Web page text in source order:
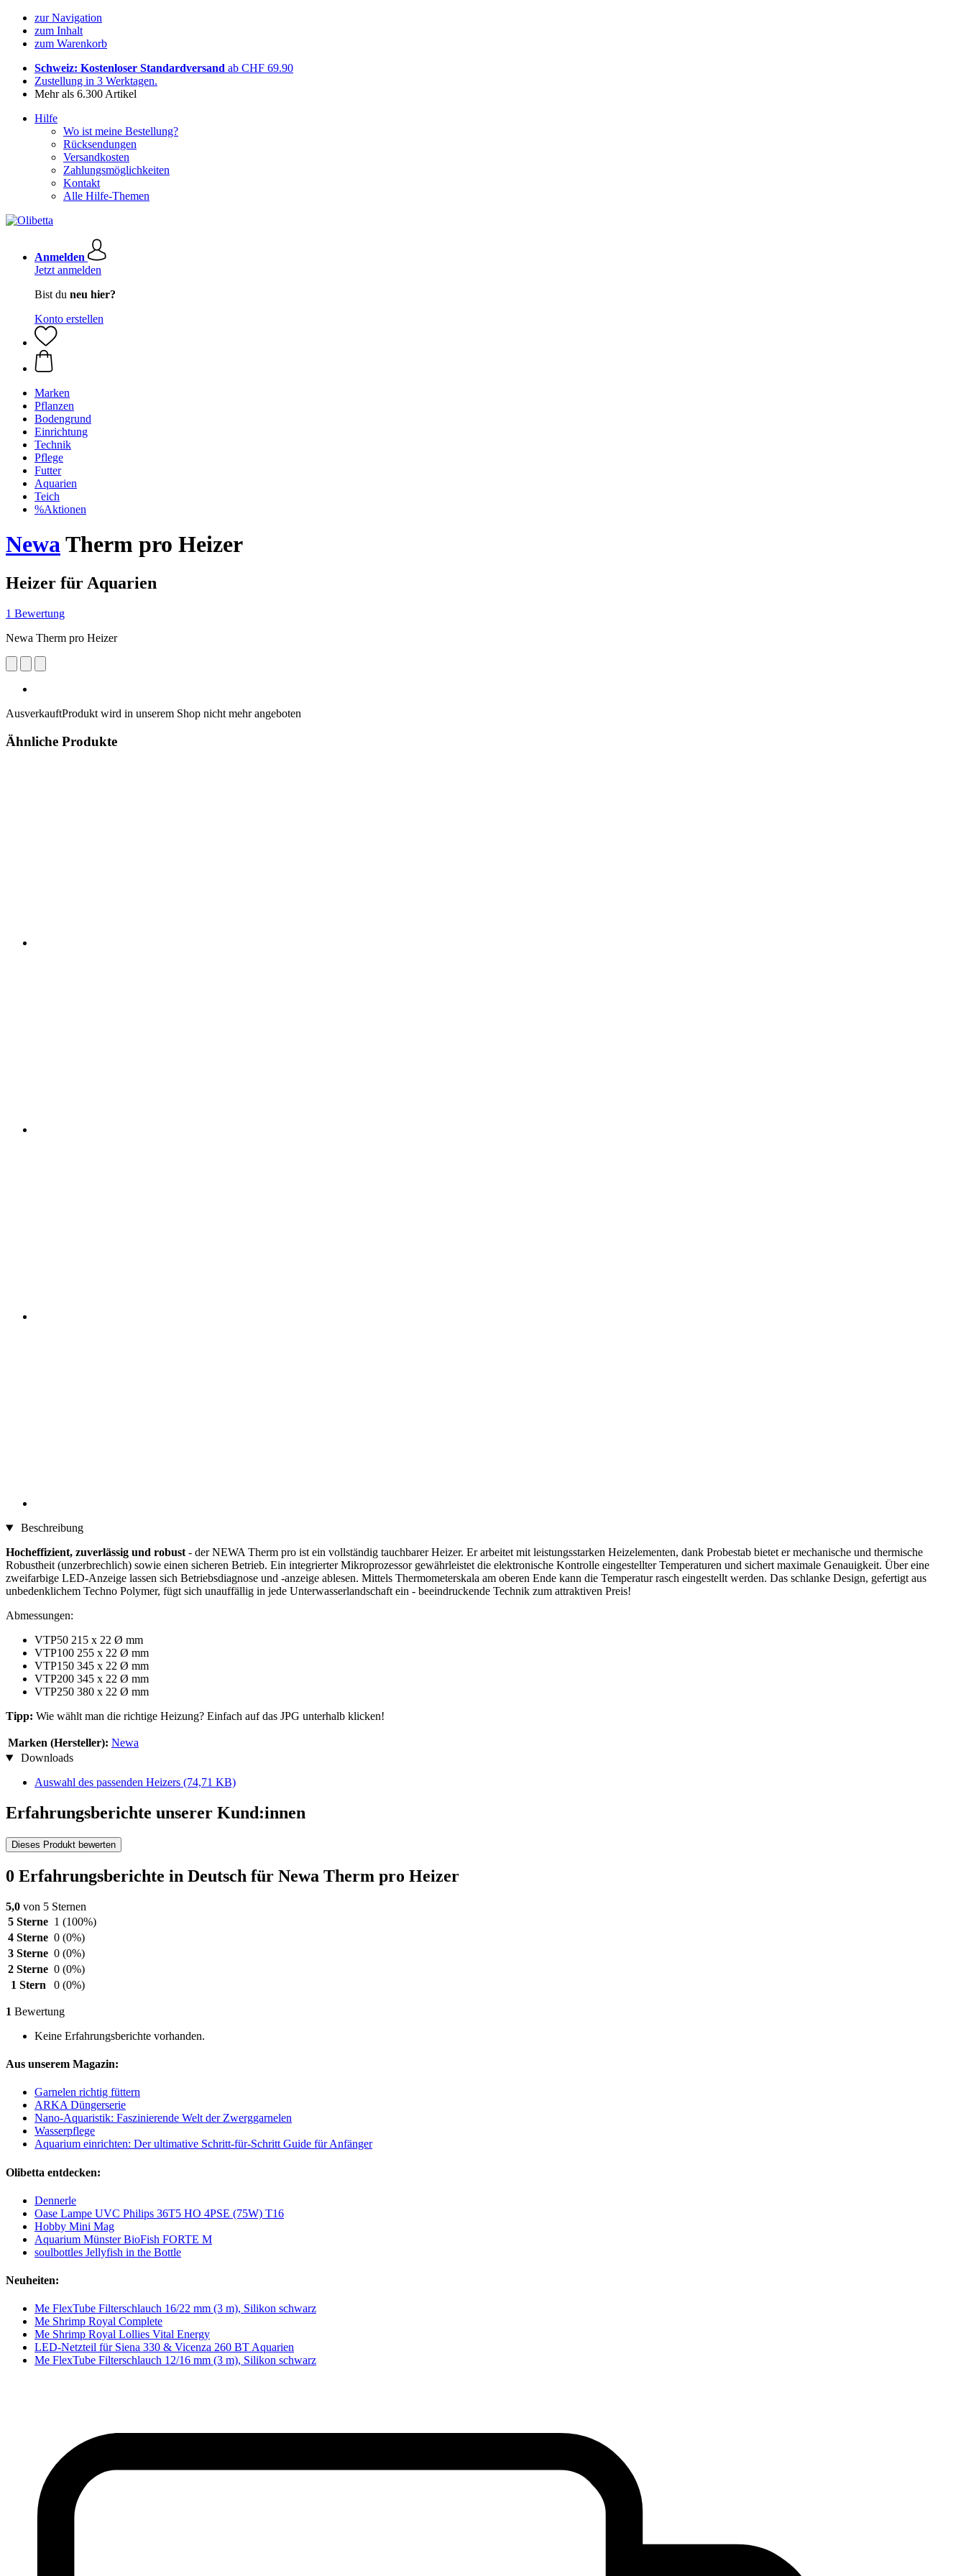
zur Navigation
zum Inhalt
zum Warenkorb
Schweiz: Kostenloser Standardversand ab CHF 69.90
Zustellung in 3 Werktagen.
Mehr als 6.300 Artikel
Hilfe
Wo ist meine Bestellung?
Rücksendungen
Versandkosten
Zahlungsmöglichkeiten
Kontakt
Alle Hilfe-Themen
Anmelden
Jetzt anmelden
Bist du neu hier?
Konto erstellen
Marken
Pflanzen
Bodengrund
Einrichtung
Technik
Pflege
Futter
Aquarien
Teich
%Aktionen
NewaTherm pro Heizer
Heizer für Aquarien
1 Bewertung
Newa Therm pro Heizer
AusverkauftProdukt wird in unserem Shop nicht mehr angeboten
Ähnliche Produkte
Beschreibung
Hocheffizient, zuverlässig und robust - der NEWA Therm pro ist ein vollständig tauchbarer Heizer. Er arbeitet mit leistungsstarken Heizelementen, dank Probestab bietet er mechanische und thermische
Robustheit (unzerbrechlich) sowie einen sicheren Betrieb. Ein integrierter Mikroprozessor gewährleistet die elektronische Kontrolle eingestellter Temperaturen und sichert maximale Genauigkeit. Über eine
zweifarbige LED-Anzeige lassen sich Betriebsdiagnose und -anzeige ablesen. Mittels Thermometerskala am oberen Ende kann die Temperatur rasch eingestellt werden. Das schlanke Design, gefertigt aus
unbedenklichem Techno Polymer, fügt sich unauffällig in jede Unterwasserlandschaft ein - beeindruckende Technik zum attraktiven Preis!
Abmessungen:
VTP50 215 x 22 Ø mm
VTP100 255 x 22 Ø mm
VTP150 345 x 22 Ø mm
VTP200 345 x 22 Ø mm
VTP250 380 x 22 Ø mm
Tipp: Wie wählt man die richtige Heizung? Einfach auf das JPG unterhalb klicken!
Marken (Hersteller): Newa
Downloads
Auswahl des passenden Heizers (74,71 KB)
Erfahrungsberichte unserer Kund:innen
Dieses Produkt bewerten
0 Erfahrungsberichte in Deutsch für Newa Therm pro Heizer
5,0 von 5 Sternen
5 Sterne 1 (100%)
4 Sterne 0 (0%)
3 Sterne 0 (0%)
2 Sterne 0 (0%)
1 Stern
0 (0%)
1 Bewertung
Keine Erfahrungsberichte vorhanden.
Aus unserem Magazin:
Garnelen richtig füttern
ARKA Düngerserie
Nano-Aquaristik: Faszinierende Welt der Zwerggarnelen
Wasserpflege
Aquarium einrichten: Der ultimative Schritt-für-Schritt Guide für Anfänger
Olibetta entdecken:
Dennerle
Oase Lampe UVC Philips 36T5 HO 4PSE (75W) T16
Hobby Mini Mag
Aquarium Münster BioFish FORTE M
soulbottles Jellyfish in the Bottle
Neuheiten:
Me FlexTube Filterschlauch 16/22 mm (3 m), Silikon schwarz
Me Shrimp Royal Complete
Me Shrimp Royal Lollies Vital Energy
LED-Netzteil für Siena 330 & Vicenza 260 BT Aquarien
Me FlexTube Filterschlauch 12/16 mm (3 m), Silikon schwarz